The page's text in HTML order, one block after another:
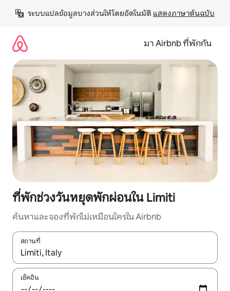
เนื้อหา
ระบบแปลข้อมูลบางส่วนให้โดยอัตโนมัติ แสดงภาษาต้นฉบับ
มา Airbnb ที่พักกัน
ที่พักช่วงวันหยุดพักผ่อนใน Limiti
ค้นหาและจองที่พักไม่เหมือนใครใน Airbnb
สถานที่
ใช้ลูกศรขึ้นลง หรือใช้การสัมผัสหรือปัด เพื่อสำรวจผลการค้นหา
เช็คอิน